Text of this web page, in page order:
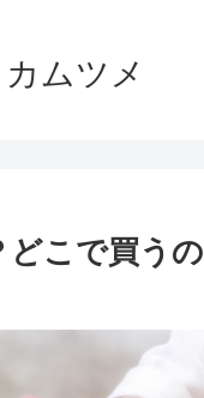
カムツメ
こで買う